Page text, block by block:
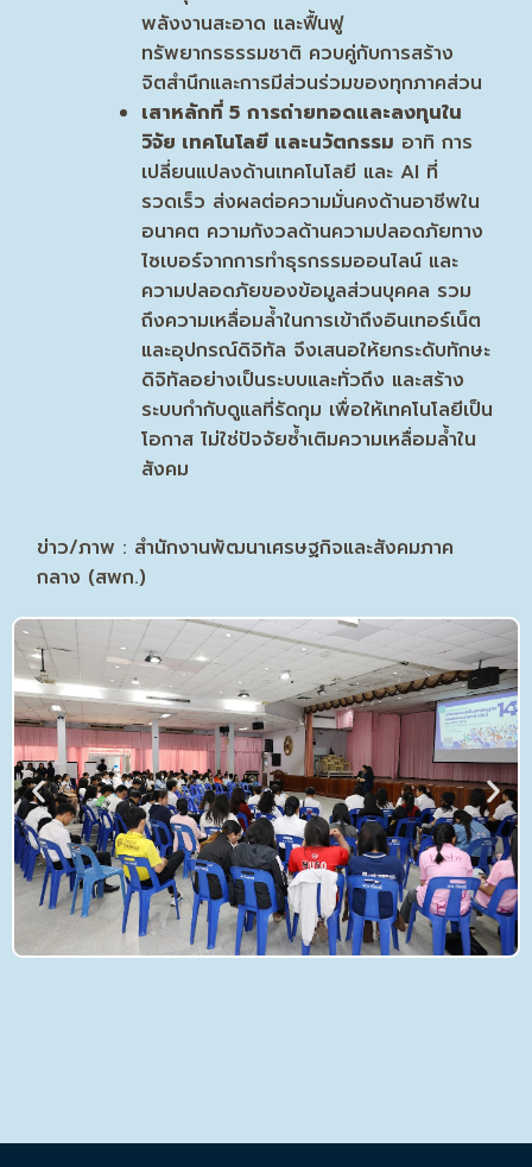
พลังงานสะอาด และฟื้นฟู
ทรัพยากรธรรมชาติ ควบคู่กับการสร้าง
จิตสำนึกและการมีส่วนร่วมของทุกภาคส่วน
เสาหลักที่5 การถ่ายทอดและลงทุนใน
วิจัย เทคโนโลยี และนวัตกรรม อาทิ การ
เปลี่ยนแปลงด้านเทคโนโลยี และ AI ที่
รวดเร็ว ส่งผลต่อความมั่นคงด้านอาชีพใน
อนาคต ความกังวลด้านความปลอดภัยทาง
ไซเบอร์จากการทำธุรกรรมออนไลน์ และ
ความปลอดภัยของข้อมูลส่วนบุคคล รวม
ถึงความเหลื่อมล้ำในการเข้าถึงอินเทอร์เน็ต
และอุปกรณ์ดิจิทัล จึงเสนอให้ยกระดับทักษะ
ดิจิทัลอย่างเป็นระบบและทั่วถึง และสร้าง
ระบบกำกับดูแลที่รัดกุม เพื่อให้เทคโนโลยีเป็น
โอกาส ไม่ใช่ปัจจัยซ้ำเติมความเหลื่อมล้ำใน
สังคม
ข่าว/ภาพ : สำนักงานพัฒนาเศรษฐกิจและสังคมภาค
กลาง (สพก.)